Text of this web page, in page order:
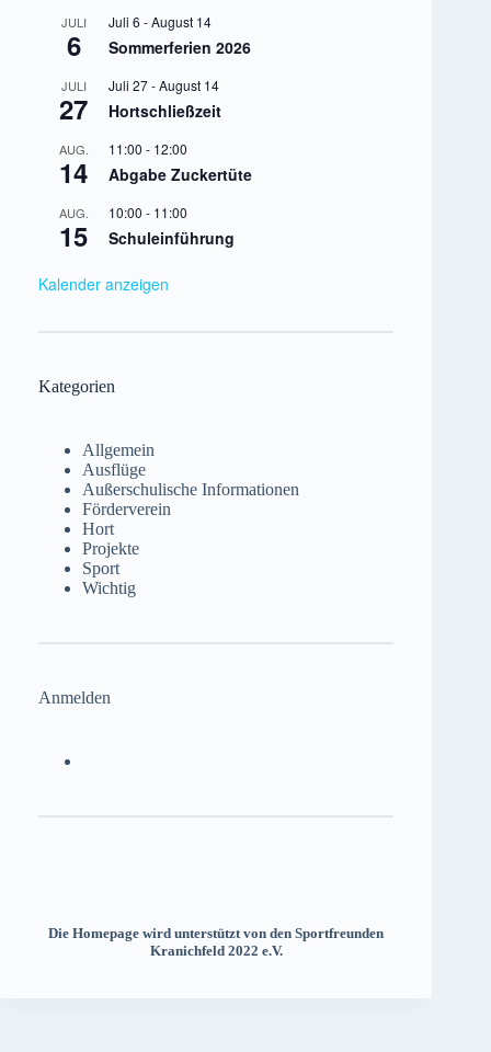
JULI
6
Juli 6 -August 14
Sommerferien 2026
JULI
27
Juli 27-August 14
Hortschließzeit
AUG.
14
11:00 - 12:00
Abgabe Zuckertüte
AUG.
15
10:00 - 11:00
Schuleinführung
Kalender anzeigen
Kategorien
Allgemein
Ausflüge
Außerschulische Informationen
Förderverein
Hort
Projekte
Sport
Wichtig
Anmelden
Die Homepage wird unterstützt von den Sportfreunden
Kranichfeld 2022 e.V.